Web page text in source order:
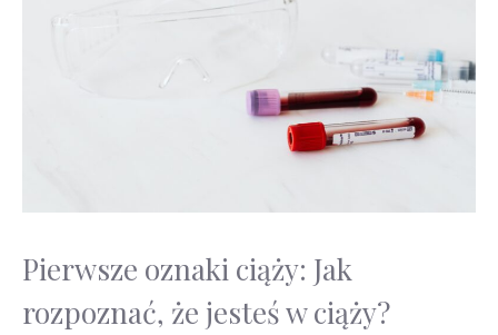
Pierwsze oznaki ciąży: Jak
rozpoznać, że jesteś w ciąży?